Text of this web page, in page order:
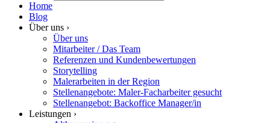
Home
Blog
Über uns ›
Über uns
Mitarbeiter / Das Team
Referenzen und Kundenbewertungen
Storytelling
Malerarbeiten in der Region
Stellenangebote: Maler-Facharbeiter gesucht
Stellenangebot: Backoffice Manager/in
Leistungen ›